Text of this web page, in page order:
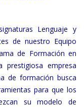
Lenguaje y
de nuestro Equipo
de Formación en
prestigiosa empresa
de formación busca
para que los
su modelo de